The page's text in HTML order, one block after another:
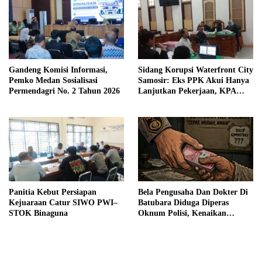
Gandeng Komisi Informasi,
Pemko Medan Sosialisasi
Permendagri No. 2 Tahun 2026
Sidang Korupsi Waterfront City
Samosir: Eks PPK Akui Hanya
Lanjutkan Pekerjaan, KPA
Panitia Kebut Persiapan
Kejuaraan Catur SIWO PWI–
STOK Binaguna
Bela Pengusaha Dan Dokter Di
Batubara Diduga Diperas
Oknum Polisi, Kenaikan